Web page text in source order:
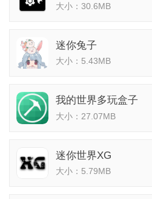
大小：30.6MB
迷你兔子
大小：5.43MB
我的世界多玩盒子
大小：27.07MB
迷你世界XG
大小：5.79MB